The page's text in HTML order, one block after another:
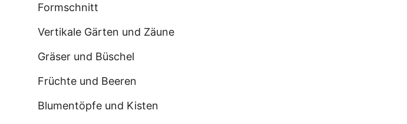
Formschnitt
Vertikale Gärten und Zäune
Gräser und Büschel
Früchte und Beeren
Blumentöpfe und Kisten